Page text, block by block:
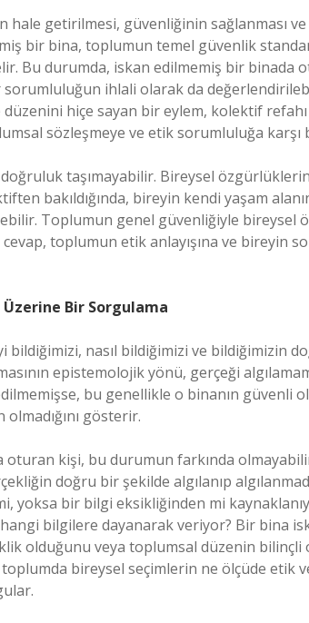
hale getirilmesi, güvenliğinin sağlanması
bir bina, toplumun temel güvenlik
Bu durumda, iskan edilmemiş bir binada
ihlali olarak da
düzenini hiçe sayan bir eylem, kolektif
sözleşmeye ve etik sorumluluğa karşı
taşımayabilir. Bireysel
bakıldığında, bireyin kendi yaşam
Toplumun genel güvenliğiyle bireysel
toplumun etik anlayışına ve bireyin
Bir Sorgulama
nasıl bildiğimizi ve bildiğimizin
epistemolojik yönü, gerçeği
bu genellikle o binanın güvenli
gösterir.
oturan kişi, bu durumun farkında
doğru bir şekilde algılanıp
yoksa bir bilgi eksikliğinden mi
bilgilere dayanarak veriyor? Bir bina
olduğunu veya toplumsal düzenin
bireysel seçimlerin ne ölçüde etik